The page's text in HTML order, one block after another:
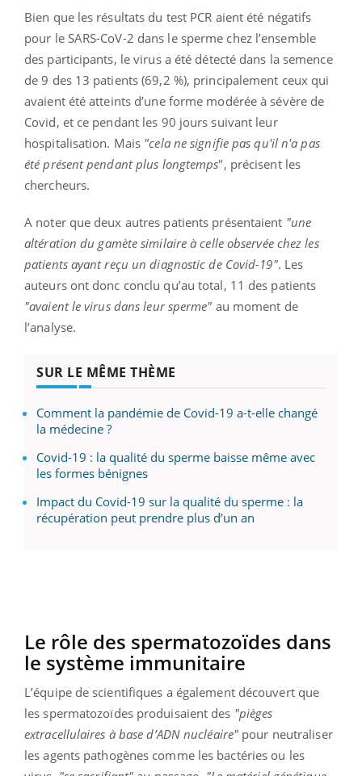
Bien que les résultats du test PCR aient été négatifs
pour le SARS-CoV-2 dans le sperme chez l’ensemble
des participants, le virus a été détecté dans la semence
de 9 des 13 patients (69,2 %), principalement ceux qui
avaient été atteints d’une forme modérée à sévère de
Covid, et ce pendant les 90 jours suivant leur
hospitalisation. Mais "cela ne signifie pas qu'il n'a pas
été présent pendant plus longtemps", précisent les
chercheurs.
A noter que deux autres patients présentaient "une
altération du gamète similaire à celle observée chez les
patients ayant reçu un diagnostic de Covid-19". Les
auteurs ont donc conclu qu’au total, 11 des patients
"avaient le virus dans leur sperme" au moment de
l’analyse.
SUR LE MÊME THÈME
Comment la pandémie de Covid-19 a-t-elle changé
la médecine ?
Covid-19 : la qualité du sperme baisse même avec
les formes bénignes
Impact du Covid-19 sur la qualité du sperme : la
récupération peut prendre plus d’un an
Le rôle des spermatozoïdes dans
le système immunitaire
L’équipe de scientifiques a également découvert que
les spermatozoïdes produisaient des "pièges
extracellulaires à base d’ADN nucléaire" pour neutraliser
les agents pathogènes comme les bactéries ou les